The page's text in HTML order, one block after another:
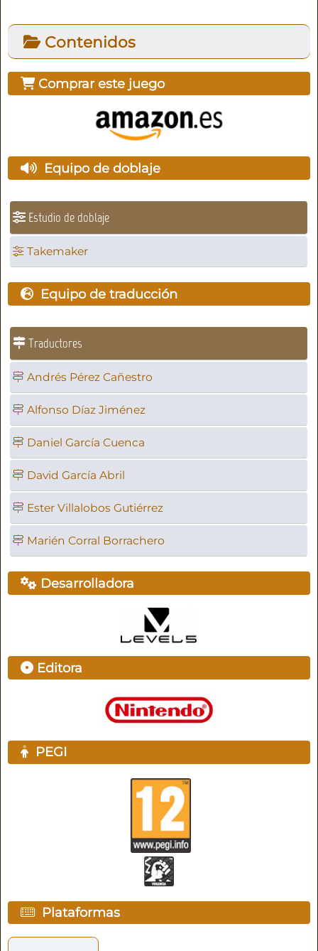
Contenidos
Comprar este juego
Equipo de doblaje
Estudio de doblaje
Takemaker
Equipo de traducción
Traductores
Andrés Pérez Cañestro
Alfonso Díaz Jiménez
Daniel García Cuenca
David García Abril
Ester Villalobos Gutiérrez
Marién Corral Borrachero
Desarrolladora
Editora
PEGI
Plataformas